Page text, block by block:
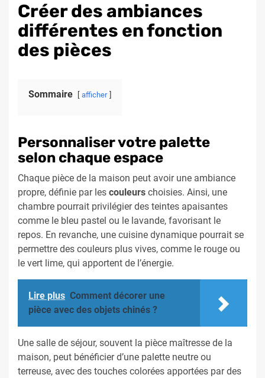
Créer des ambiances
différentes en fonction
des pièces
Sommaire afficher
Personnaliser votre palette
selon chaque espace
Chaque pièce de la maison peut avoir une ambiance
propre, définie par les couleurs choisies. Ainsi, une
chambre pourrait privilégier des teintes apaisantes
comme le bleu pastel ou le lavande, favorisant le
repos. En revanche, une cuisine dynamique pourrait se
permettre des couleurs plus vives, comme le rouge ou
le vert lime, qui apportent de l’énergie.
Lire plus Comment décorer une
pièce avec des objets chinés ?
Une salle de séjour, souvent la pièce maîtresse de la
maison, peut bénéficier d’une palette neutre ou
terreuse, avec des touches colorées apportées par des